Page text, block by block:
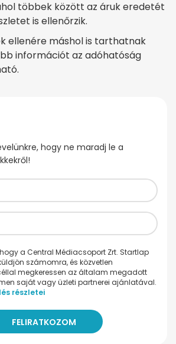
többek között az áruk eredetét
is ellenőrzik.
ellenére máshol is tarthatnak
információt az adóhatóság
hogy ne maradj le a
a Central Médiacsoport Zrt. Startlap
számomra, és közvetlen
megkeressen az általam megadott
saját vagy üzleti partnerei ajánlatával.
részletei